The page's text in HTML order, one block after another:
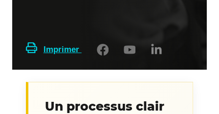
Imprimer
Un processus clair